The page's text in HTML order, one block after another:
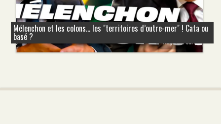
Mélenchon et les colons... les "territoires d’outre-mer" ! Cata ou
basé ?